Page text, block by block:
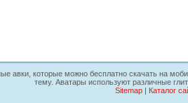
авки, которые можно бесплатно скачать на
тему. Аватары используют различные
Sitemap| Каталог